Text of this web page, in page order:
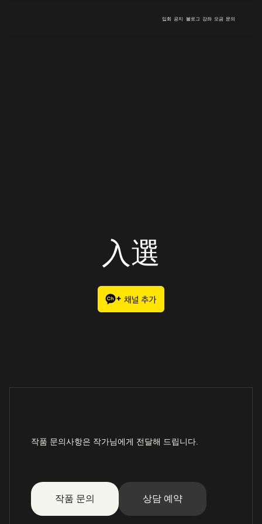
입회 공지 블로그 강좌 모금 문의
入選
작품 문의사항은 작가님에게 전달해 드립니다.
작품 문의 상담 예약